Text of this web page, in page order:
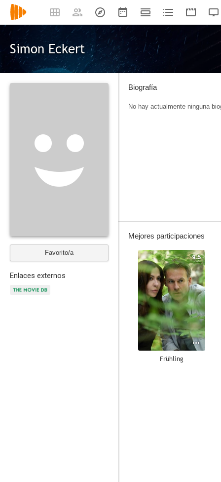
Simon Eckert
Favorito/a
Enlaces externos
Biografía
No hay actualmente ninguna
Mejores participaciones
9.5
Frühling